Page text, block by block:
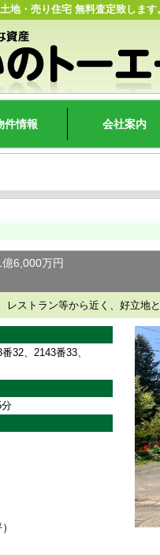
・売り住宅 無料査定致しま
件情報 会社案内
億6,000万円
レストラン等から近く、好立地
32、2143番33、